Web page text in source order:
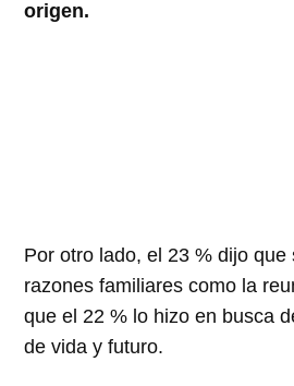
origen.
Por otro lado, el 23 % dijo que
razones familiares como la
que el 22 % lo hizo en busca
de vida y futuro.